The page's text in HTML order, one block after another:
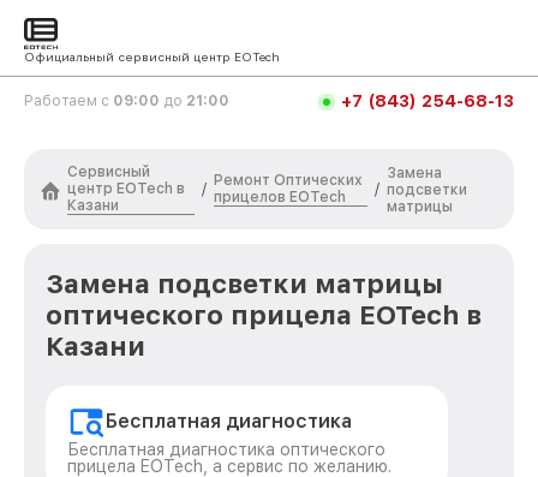
Официальный сервисный центр EOTech
Работаем с 09:00 до 21:00 +7 (843) 254-68-13
Сервисный
центр EOTech в
Казани
/
Ремонт Оптических
прицелов EOTech
/
Замена
подсветки
матрицы
Замена подсветки матрицы
оптического прицела EOTech в
Казани
Бесплатная диагностика
Бесплатная диагностика оптического
прицела EOTech, а сервис по желанию.